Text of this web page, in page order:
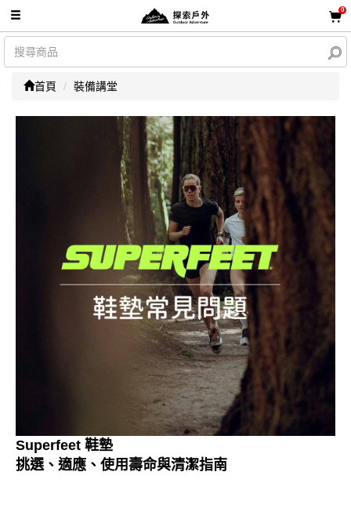
0
首頁 裝備講堂
Superfeet 鞋墊
挑選、適應、使用壽命與清潔指南